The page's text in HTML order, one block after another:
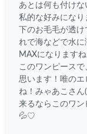
あとは何も付け
私的な好みになり
下のお毛毛が透
れで海などで水
MAXになりますね
このワンピース
思います！唯の
ね！みゃあこさ
来るならこのワ
💦♡